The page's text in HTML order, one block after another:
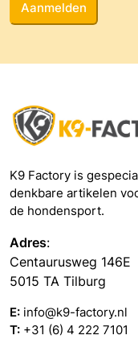
K9 Factory is
denkbare artikelen
de hondensport.
Adres:
Centaurusweg 146E
5015 TA Tilburg
E: info@k9-factory.nl
T: +31 (6) 4 222 7101